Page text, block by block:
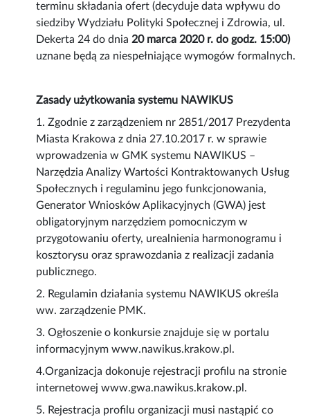
terminu składania ofert (decyduje data wpływu do
siedziby Wydziału Polityki Społecznej i Zdrowia, ul.
Dekerta 24 do dnia 20 marca 2020 r. do godz. 15:00)
uznane będą za niespełniające wymogów formalnych.
Zasady użytkowania systemu NAWIKUS
1. Zgodnie z zarządzeniem nr 2851/2017 Prezydenta
Miasta Krakowa z dnia 27.10.2017 r. w sprawie
wprowadzenia w GMK systemu NAWIKUS –
Narzędzia Analizy Wartości Kontraktowanych Usług
Społecznych i regulaminu jego funkcjonowania,
Generator Wniosków Aplikacyjnych (GWA) jest
obligatoryjnym narzędziem pomocniczym w
przygotowaniu oferty, urealnienia harmonogramu i
kosztorysu oraz sprawozdania z realizacji zadania
publicznego.
2. Regulamin działania systemu NAWIKUS określa
ww. zarządzenie PMK.
3. Ogłoszenie o konkursie znajduje się w portalu
informacyjnym www.nawikus.krakow.pl.
4.Organizacja dokonuje rejestracji profilu na stronie
internetowej www.gwa.nawikus.krakow.pl.
5. Rejestracja profilu organizacji musi nastąpić co